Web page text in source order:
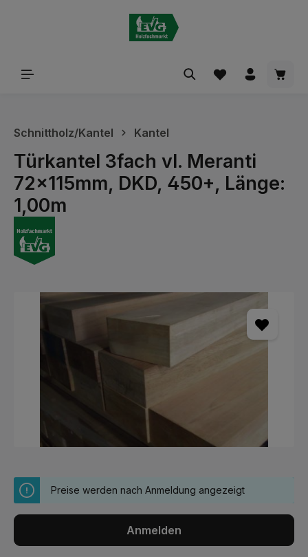
Schnittholz/Kantel Kantel
Türkantel 3fach vl. Meranti
72x115mm, DKD, 450+, Länge:
1,00m
Bildergalerie überspringen
Preise werden nach Anmeldung angezeigt
Anmelden